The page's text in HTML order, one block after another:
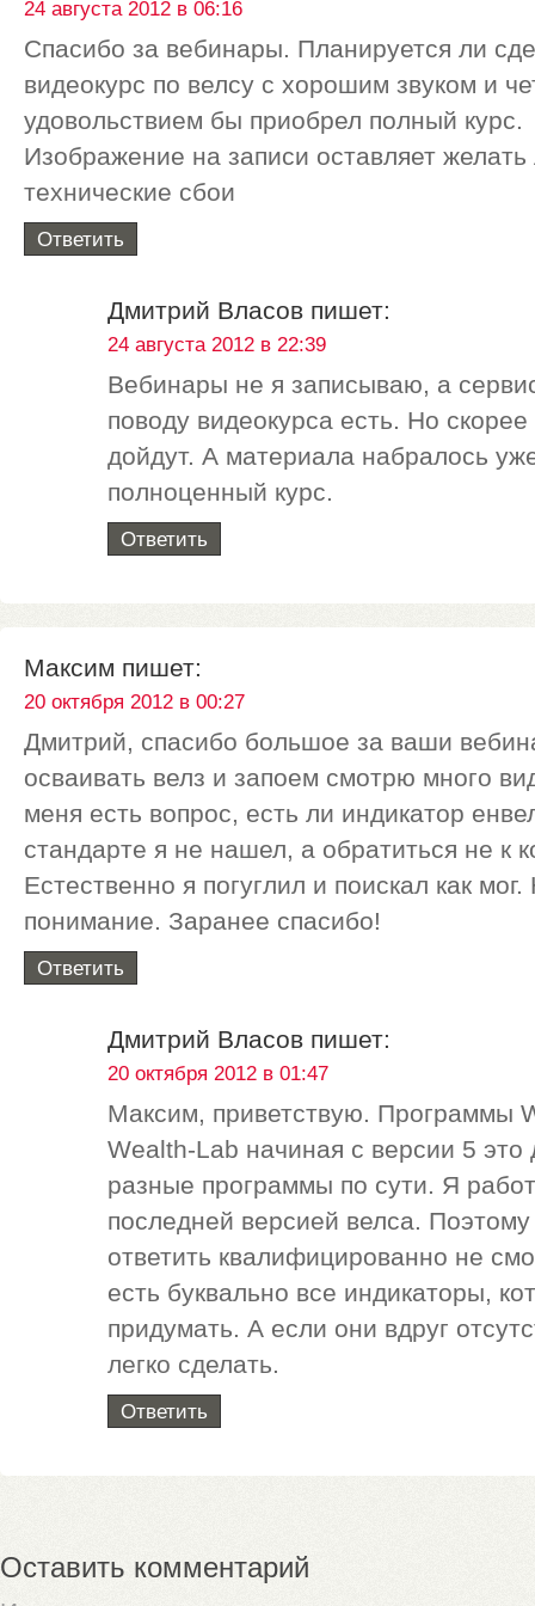
24 августа 2012 в 06:16
Спасибо за вебинары. Планируется ли
видеокурс по велсу с хорошим звуком и
удовольствием бы приобрел полный курс.
Изображение на записи оставляет
технические сбои
Ответить
Дмитрий Власов пишет:
24 августа 2012 в 22:39
Вебинары не я записываю, а
поводу видеокурса есть. Но скорее
дойдут. А материала набралось
полноценный курс.
Ответить
Максим пишет:
20 октября 2012 в 00:27
Дмитрий, спасибо большое за ваши
осваивать велз и запоем смотрю много
меня есть вопрос, есть ли индикатор
стандарте я не нашел, а обратиться не к
Естественно я погуглил и поискал как
понимание. Заранее спасибо!
Ответить
Дмитрий Власов пишет:
20 октября 2012 в 01:47
Максим, приветствую. Программы
Wealth-Lab начиная с версии 5
разные программы по сути. Я
последней версией велса.
ответить квалифицированно не
есть буквально все индикаторы,
придумать. А если они вдруг
легко сделать.
Ответить
Оставить комментарий